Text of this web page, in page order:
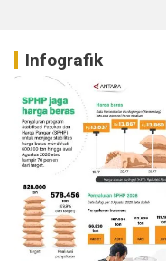
Infografik